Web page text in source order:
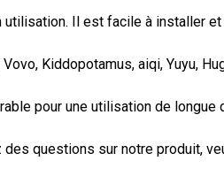
Il est facile à installer et
Kiddopotamus, aiqi, Yuyu,
pour une utilisation de longue
questions sur notre produit,